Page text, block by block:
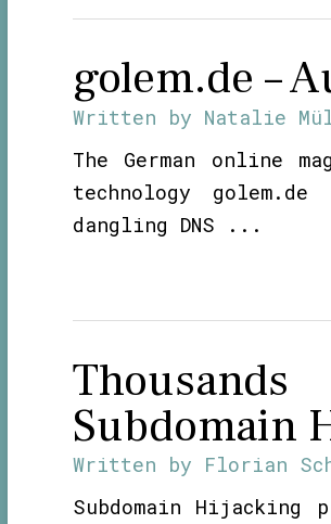
golem.de –
Written by Natalie
The German online
technology
dangling DNS ...
Subdomain
Written by Florian
Subdomain